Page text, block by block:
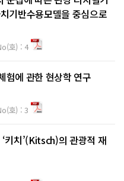
기반수용모델을 중심으로
호) : 4
험에 관한 현상학 연구
호) : 3
키치’(Kitsch)의 관광적 재